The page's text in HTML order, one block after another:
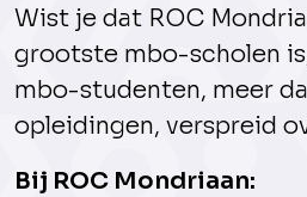
Wist je dat ROC
grootste mbo-scholen
mbo-studenten, meer
opleidingen, verspreid
Bij ROC Mondriaan: